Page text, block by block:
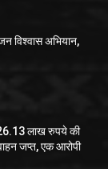
विश्वास अभियान,
26.13 लाख रुपये की
जप्त, एक आरोपी